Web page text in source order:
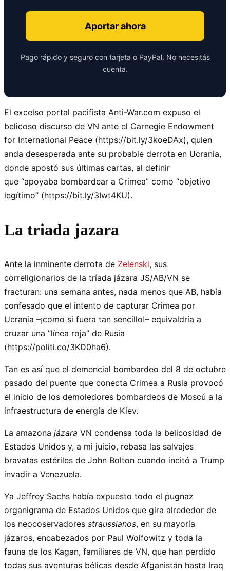
Aportar ahora
Pago rápido y seguro con tarjeta o PayPal. No necesitás
cuenta.
El excelso portal pacifista Anti-War.com expuso el
belicoso discurso de VN ante el Carnegie Endowment
for International Peace (https://bit.ly/3koeDAx), quien
anda desesperada ante su probable derrota en Ucrania,
donde apostó sus últimas cartas, al definir
que apoyaba bombardear a Crimea como objetivo
legítimo
(https://bit.ly/3Iwt4KU).
La triada jazara
Ante la inminente derrota de Zelenski, sus
correligionarios de la tríada jázara JS/AB/VN se
fracturan: una semana antes, nada menos que AB, había
confesado que el intento de capturar Crimea por
Ucrania –¡como si fuera tan sencillo!– equivaldría a
cruzar una ”línea roja” de Rusia
(https://politi.co/3KD0ha6).
Tan es así que el demencial bombardeo del 8 de octubre
pasado del puente que conecta Crimea a Rusia provocó
el inicio de los demoledores bombardeos de Moscú a la
infraestructura de energía de Kiev.
La amazona jázara VN condensa toda la belicosidad de
Estados Unidos y, a mi juicio, rebasa las salvajes
bravatas estériles de John Bolton cuando incitó a Trump
invadir a Venezuela.
Ya Jeffrey Sachs había expuesto todo el pugnaz
organigrama de Estados Unidos que gira alrededor de
los neocoservadores straussianos, en su mayoría
jázaros, encabezados por Paul Wolfowitz y toda la
fauna de los Kagan, familiares de VN, que han perdido
todas sus aventuras bélicas desde Afganistán hasta Iraq